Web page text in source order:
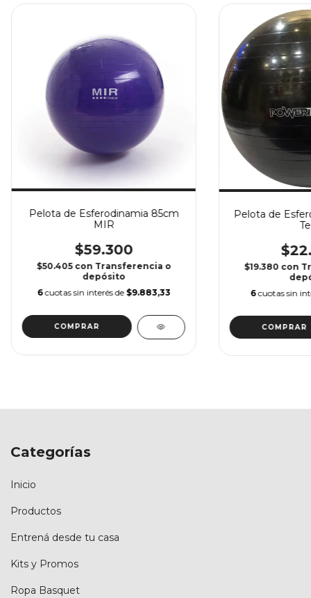
Pelota de Esferodinamia 85cm
MIR
$59.300
$50.405 con Transferencia o
depósito
6 cuotas sin interés de $9.883,33
Pelota de
$19.380 con
6 cuotas sin
COMPRAR
Categorías
Inicio
Productos
Entrená desde tu casa
Kits y Promos
Ropa Basquet